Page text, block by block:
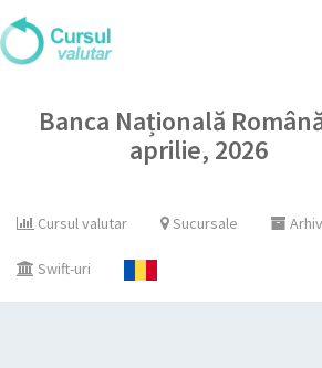
Banca Națională
aprilie, 2026
Cursul valutar Sucursale
Swift-uri